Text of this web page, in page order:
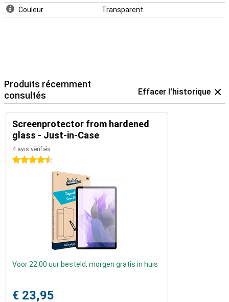
Couleur Transparent
Produits récemment
consultés
Effacer l'historique
Screenprotector from hardened
glass - Just-in-Case
4 avis vérifiés
4.5 étoiles
Voor 22:00 uur besteld, morgen gratis in huis
€ 23,95